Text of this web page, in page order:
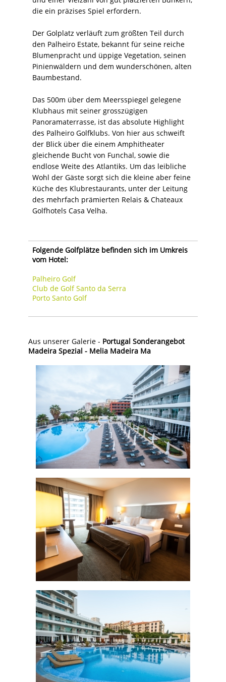
die ein präzises Spiel erfordern.
Der Golplatz verläuft zum größten Teil durch
den Palheiro Estate, bekannt für seine reiche
Blumenpracht und üppige Vegetation, seinen
Pinienwäldern und dem wunderschönen, alten
Baumbestand.
Das 500m über dem Meersspiegel gelegene
Klubhaus mit seiner grosszügigen
Panoramaterrasse, ist das absolute Highlight
des Palheiro Golfklubs. Von hier aus schweift
der Blick über die einem Amphitheater
gleichende Bucht von Funchal, sowie die
endlose Weite des Atlantiks. Um das leibliche
Wohl der Gäste sorgt sich die kleine aber feine
Küche des Klubrestaurants, unter der Leitung
des mehrfach prämierten Relais & Chateaux
Golfhotels Casa Velha.
Folgende Golfplätze befinden sich im Umkreis
vom Hotel:
Palheiro Golf
Club de Golf Santo da Serra
Porto Santo Golf
Aus unserer Galerie - Portugal Sonderangebot
Madeira Spezial - Melia Madeira Ma